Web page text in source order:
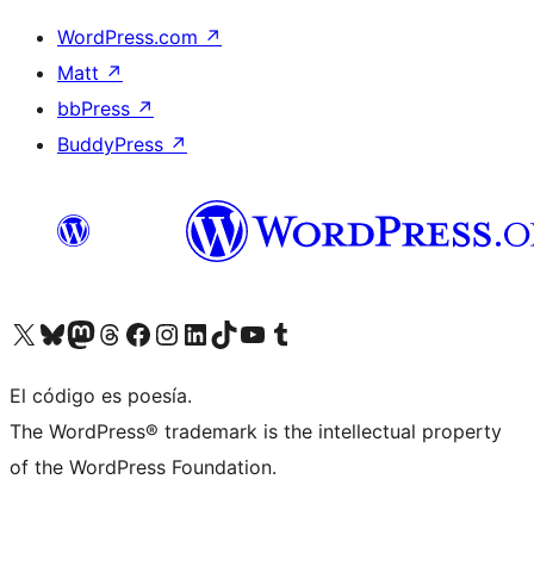
WordPress.com ↗
Matt ↗
bbPress ↗
BuddyPress ↗
Visita nuestra cuenta de X (anteriormente Twitter)
Visita nuestra cuenta de Bluesky
Visita nuestra cuenta de Mastodon
Visita nuestra cuenta de Threads
Visita nuestra página de Facebook
Visita nuestra cuenta de Instagram
Visita nuestra cuenta de LinkedIn
Visita nuestra cuenta de TikTok
Visita nuestro canal de YouTube
Visita nuestra cuenta de Tumblr
El código es poesía.
The WordPress® trademark is the intellectual property
of the WordPress Foundation.